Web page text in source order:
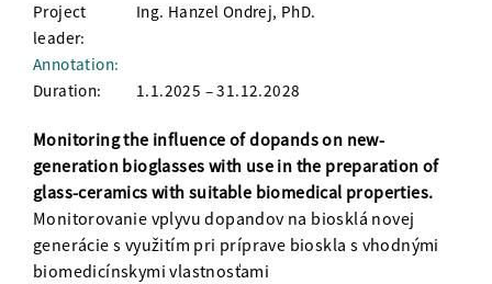
Project
leader:
Ing. Hanzel Ondrej, PhD.
Annotation:
Duration:
1.1.2025 – 31.12.2028
Monitoring the influence of dopands on new-
generation bioglasses with use in the preparation of
glass-ceramics with suitable biomedical properties.
Monitorovanie vplyvu dopandov na biosklá novej
generácie s využitím pri príprave bioskla s vhodnými
biomedicínskymi vlastnosťami